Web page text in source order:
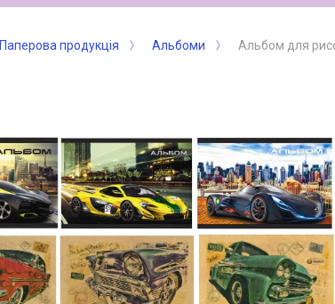
Паперова продукція Альбоми Альбом для